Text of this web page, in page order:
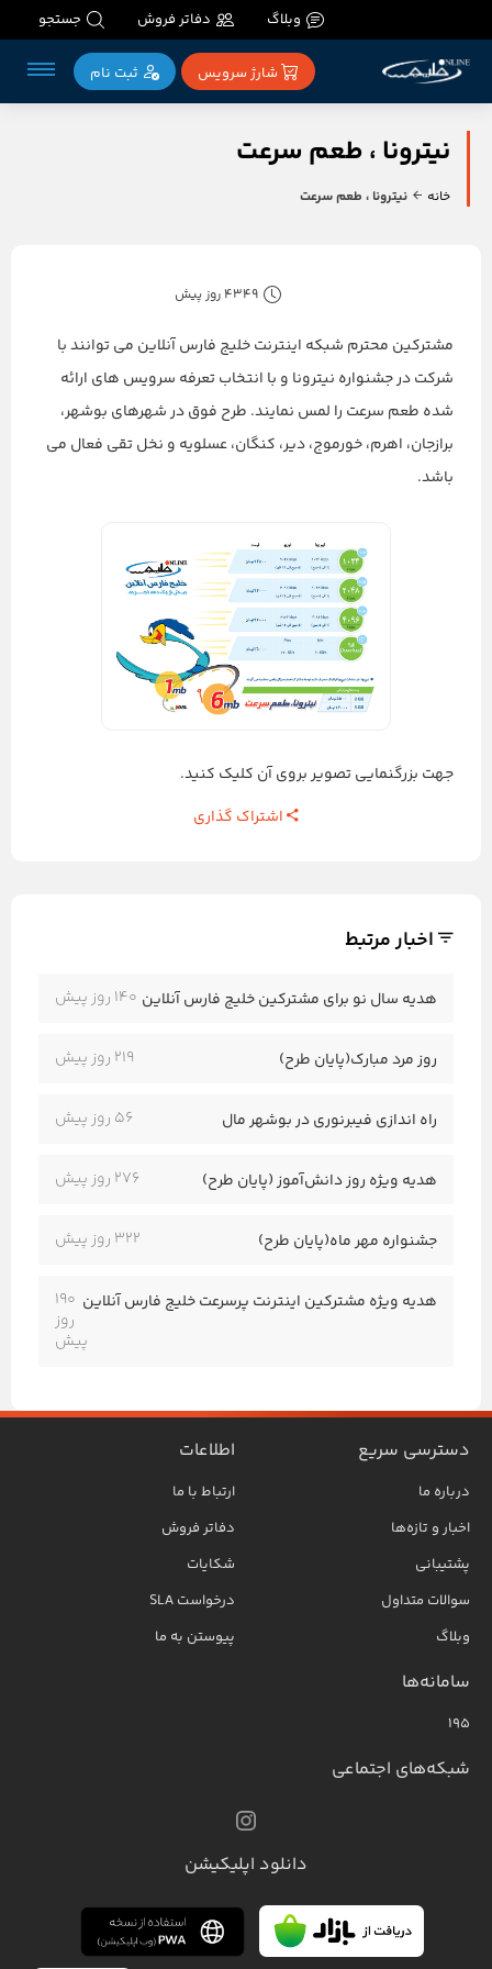
وبلاگ دفاتر فروش جستجو
شارژ سرویس ثبت‌ نام
نیترونا ، طعم سرعت
خانه نیترونا ، طعم سرعت
4349 روز پیش
مشترکین محترم شبکه اینترنت خلیج فارس آنلاین می توانند با
شرکت در جشنواره نیترونا و با انتخاب تعرفه سرویس های ارائه
شده طعم سرعت را لمس نمایند. طرح فوق در شهرهای بوشهر،
برازجان، اهرم، خورموج، دیر، کنگان، عسلویه و نخل تقی فعال می
باشد.
جهت بزرگنمایی تصویر بروی آن کلیک کنید.
اشتراک گذاری
اخبار مرتبط
هدیه سال نو برای مشترکین خلیج فارس آنلاین 140 روز پیش
روز مرد مبارک(پایان طرح) 219 روز پیش
راه اندازی فیبرنوری در بوشهر مال 56 روز پیش
هدیه ویژه روز دانش‌آموز (پایان طرح) 276 روز پیش
جشنواره مهر ماه(پایان طرح) 322 روز پیش
هدیه ویژه مشترکین اینترنت پرسرعت خلیج فارس آنلاین 190
روز
پیش
دسترسی سریع
درباره ما
اخبار و تازه‌ها
پشتیبانی
سوالات متداول
وبلاگ
اطلاعات
ارتباط با ما
دفاتر فروش
شکایات
درخواست SLA
پیوستن به ما
سامانه‌ها
۱۹۵
شبکه‌های اجتماعی
دانلود اپلیکیشن